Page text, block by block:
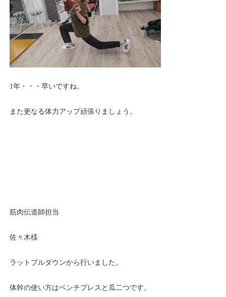
1年・・・早いですね。
また更なる体力アップ頑張りましょう。
筋肉伝道師担当
佐々木様
ラットプルダウンから行いました。
体幹の使い方はベンチプレスと瓜二つです。